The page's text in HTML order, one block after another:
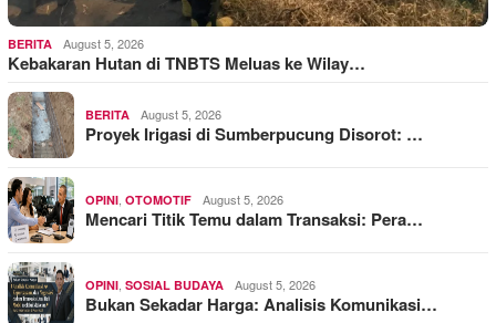
BERITA August 5, 2026
Kebakaran Hutan di TNBTS Meluas ke Wilay…
BERITA August 5, 2026
Proyek Irigasi di Sumberpucung Disorot: …
OPINI OTOMOTIF August 5, 2026
Mencari Titik Temu dalam Transaksi: Pera…
OPINI SOSIAL BUDAYA August 5, 2026
Bukan Sekadar Harga: Analisis Komunikasi…